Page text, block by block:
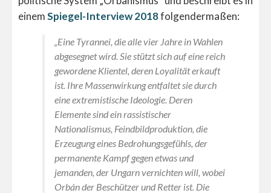
einemSpiegel-Interview 2018folgendermaßen:
„Eine Tyrannei, die alle vier Jahre in Wahlen
abgesegnet wird. Sie stützt sich auf eine reich
gewordene Klientel, deren Loyalität erkauft
ist. Ihre Massenwirkung entfaltet sie durch
eine extremistische Ideologie. Deren
Elemente sind ein rassistischer
Nationalismus, Feindbildproduktion, die
Erzeugung eines Bedrohungsgefühls, der
permanente Kampf gegen etwas und
jemanden, der Ungarn vernichten will, wobei
Orbán der Beschützer und Retter ist. Die